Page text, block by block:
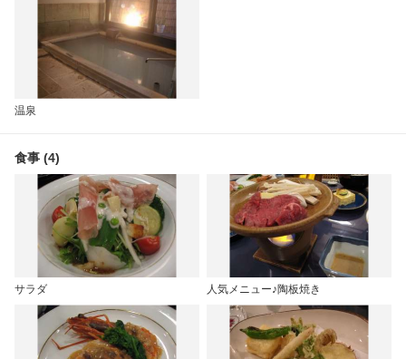
温泉
食事 (4)
サラダ 人気メニュー♪陶板焼き